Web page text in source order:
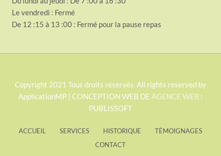
Le vendredi : Fermé
De 12 :15 à 13 :00 : Fermé pour la pause repas
S
Copyright 2021 Tous droits réservés. All rights reserved by
ApplicationMP | CONCEPTION WEB DE AGENCE WEB :
PUBLISSOFT
ACCUEIL SERVICES HISTORIQUE
TÉMOIGNAGES
CONTACT